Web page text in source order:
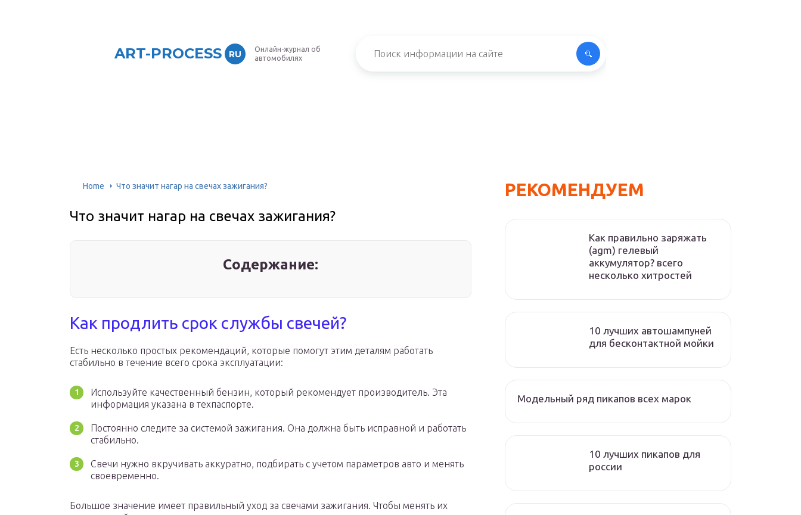
ART-PROCESS RU
Онлайн-журнал об
автомобилях
Home Что значит нагар на свечах зажигания?
Что значит нагар на свечах зажигания?
Содержание:
Как продлить срок службы свечей?
Есть несколько простых рекомендаций, которые помогут этим деталям работать
стабильно в течение всего срока эксплуатации:
Используйте качественный бензин, который рекомендует производитель. Эта
информация указана в техпаспорте.
Постоянно следите за системой зажигания. Она должна быть исправной и работать
стабильно.
Свечи нужно вкручивать аккуратно, подбирать с учетом параметров авто и менять
своевременно.
Большое значение имеет правильный уход за свечами зажигания. Чтобы менять их
РЕКОМЕНДУЕМ
Как правильно заряжать
(agm) гелевый
аккумулятор? всего
несколько хитростей
10 лучших автошампуней
для бесконтактной мойки
Модельный ряд пикапов всех марок
10 лучших пикапов для
россии